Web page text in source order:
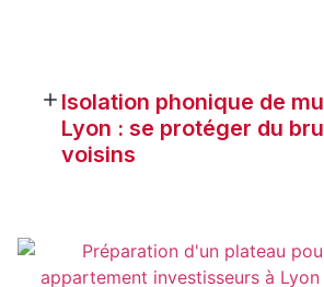
Isolation phonique de
Lyon : se protéger du
voisins